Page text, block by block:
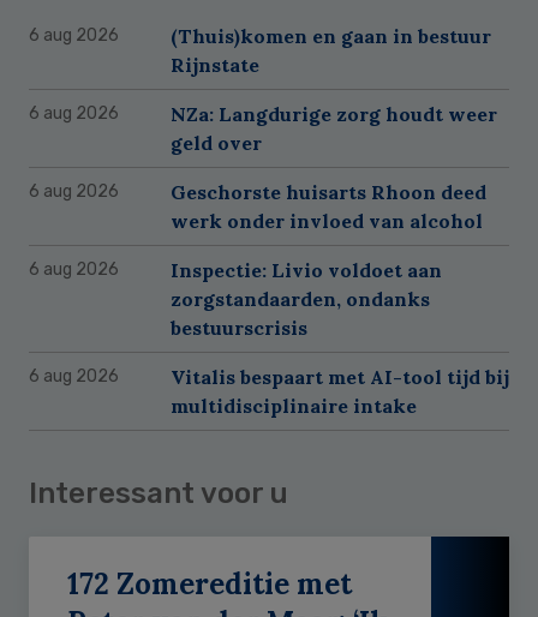
6 aug 2026
(Thuis)komen en gaan in bestuur
Rijnstate
6 aug 2026
NZa: Langdurige zorg houdt weer
geld over
6 aug 2026
Geschorste huisarts Rhoon deed
werk onder invloed van alcohol
6 aug 2026
Inspectie: Livio voldoet aan
zorgstandaarden, ondanks
bestuurscrisis
6 aug 2026
Vitalis bespaart met AI-tool tijd bij
multidisciplinaire intake
Interessant voor u
172 Zomereditie met